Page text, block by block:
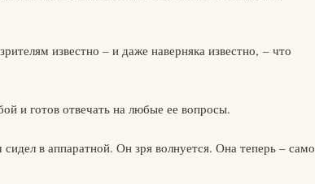
известно – и даже наверняка известно, – что
и готов отвечать на любые ее вопросы.
в аппаратной. Он зря волнуется. Она теперь – само